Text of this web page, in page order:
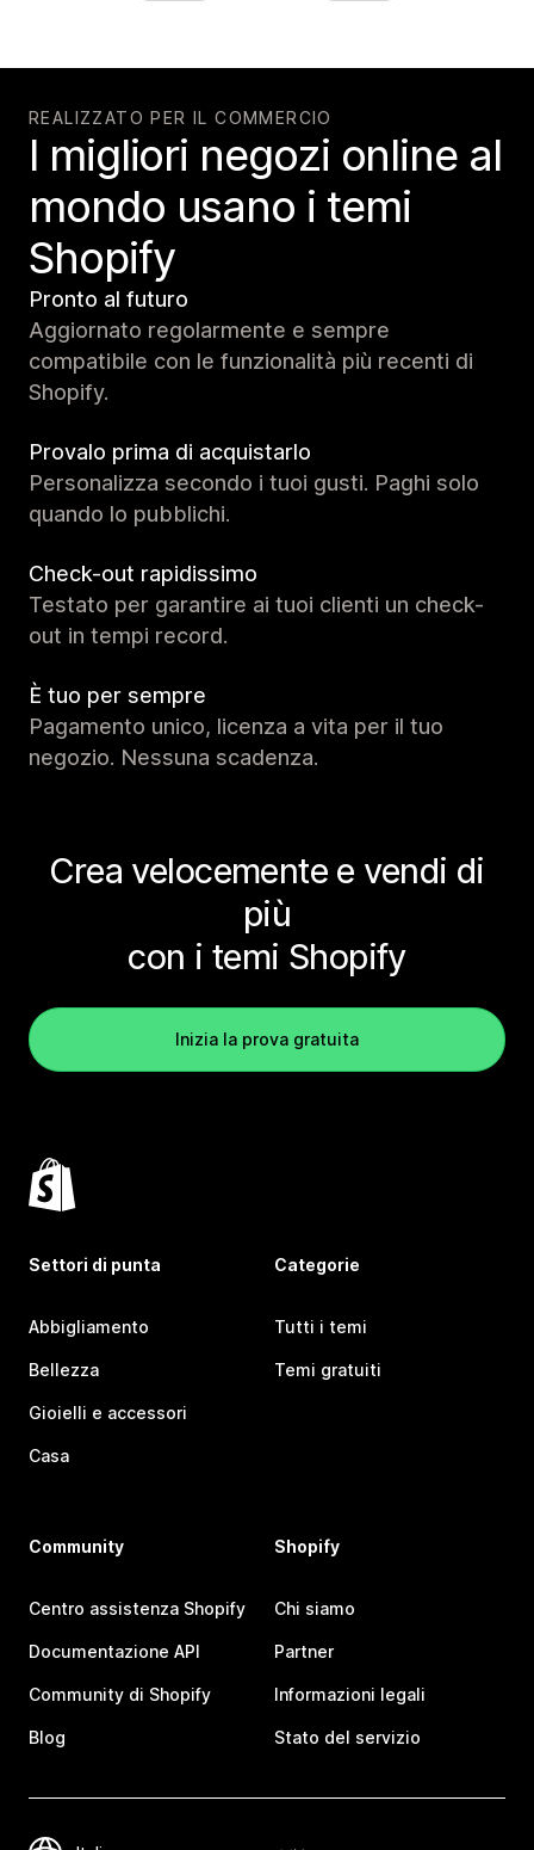
REALIZZATO PER IL COMMERCIO
I migliori negozi online al
mondo usano i temi
Shopify
Pronto al futuro
Aggiornato regolarmente e sempre
compatibile con le funzionalità più recenti di
Shopify.
Provalo prima di acquistarlo
Personalizza secondo i tuoi gusti. Paghi solo
quando lo pubblichi.
Check-out rapidissimo
Testato per garantire ai tuoi clienti un check-
out in tempi record.
È tuo per sempre
Pagamento unico, licenza a vita per il tuo
negozio. Nessuna scadenza.
Crea velocemente e vendi di
più
con i temi Shopify
Inizia la prova gratuita
Settori di punta
Abbigliamento
Bellezza
Gioielli e accessori
Casa
Categorie
Tutti i temi
Temi gratuiti
Community
Centro assistenza Shopify
Documentazione API
Community di Shopify
Blog
Shopify
Chi siamo
Partner
Informazioni legali
Stato del servizio